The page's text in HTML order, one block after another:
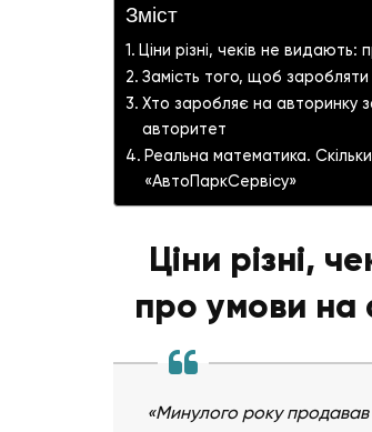
Зміст
Ціни різні, чеків не
Замість того, щоб заробляти
Хто заробляє на авторинку
авторитет
Реальна математика.
«АвтоПаркСервісу»
Ціни різні,
про умови на
«Минулого року